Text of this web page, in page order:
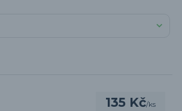
135 Kč/ks